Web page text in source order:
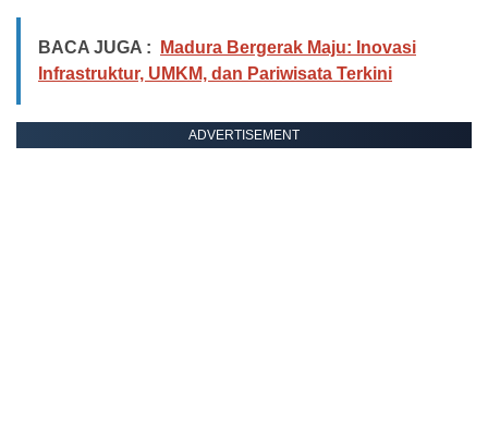
BACA JUGA :
Madura Bergerak Maju: Inovasi
Infrastruktur, UMKM, dan Pariwisata Terkini
ADVERTISEMENT